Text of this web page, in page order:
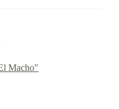
Macho"